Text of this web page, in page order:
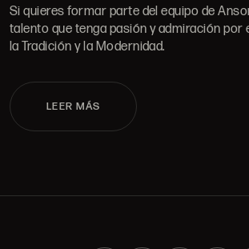
Si quieres formar parte del equipo de
talento que tenga pasión y admiración por
la Tradición y la Modernidad.
LEER MÁS